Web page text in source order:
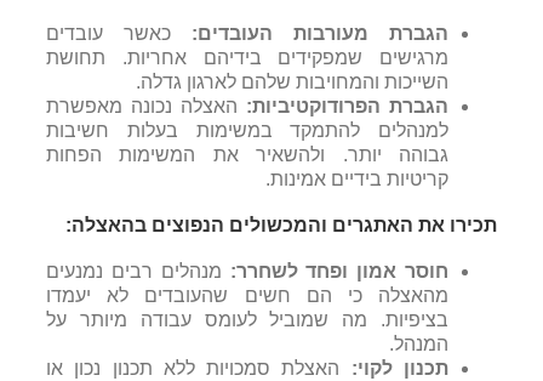
הגברת מעורבות העובדים: כאשר עובדים
מרגישים שמפקידים בידיהם אחריות. תחושת
השייכות והמחויבות שלהם לארגון גדלה.
הגברת הפרודוקטיביות: האצלה נכונה מאפשרת
למנהלים להתמקד במשימות בעלות חשיבות
גבוהה יותר. ולהשאיר את המשימות הפחות
קריטיות בידיים אמינות.
תכירו את האתגרים והמכשולים הנפוצים בהאצלה:
חוסר אמון ופחד לשחרר: מנהלים רבים נמנעים
מהאצלה כי הם חשים שהעובדים לא יעמדו
בציפיות. מה שמוביל לעומס עבודה מיותר על
המנהל.
תכנון לקוי: האצלת סמכויות ללא תכנון נכון או